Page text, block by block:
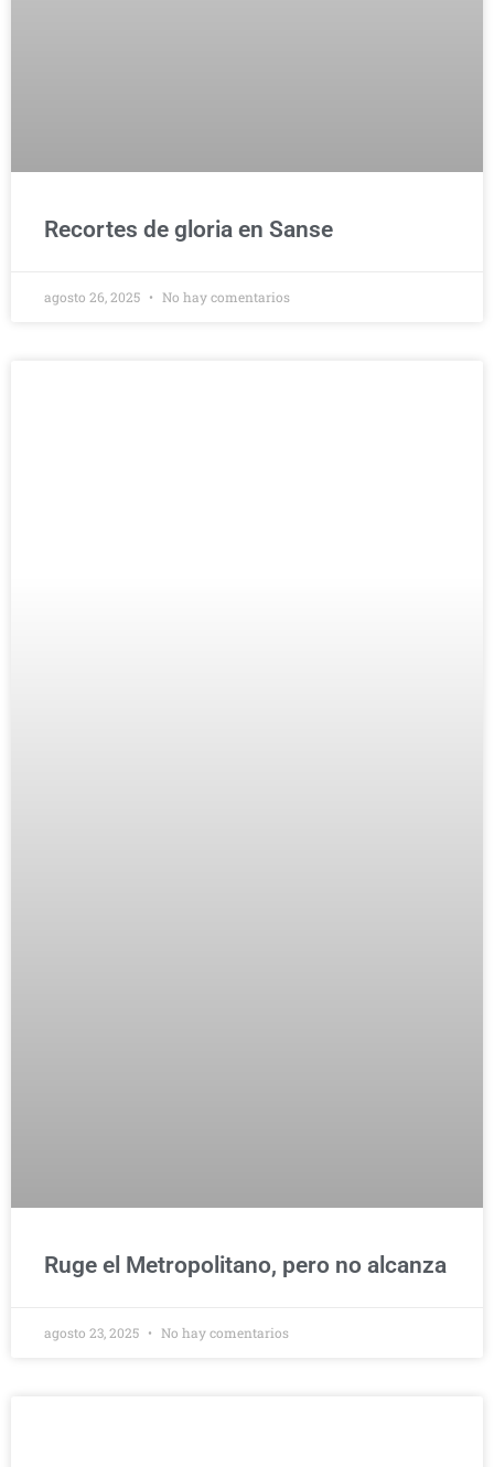
Recortes de gloria en Sanse
agosto 26, 2025 No hay comentarios
Ruge el Metropolitano, pero no alcanza
agosto 23, 2025 No hay comentarios